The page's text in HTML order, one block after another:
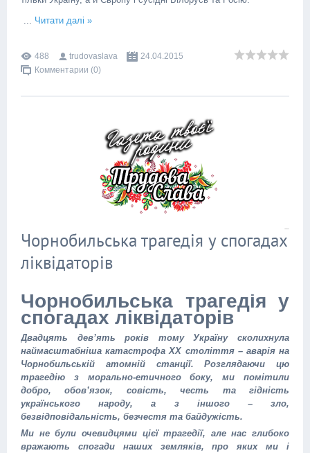
... Читати далі »
488 trudovaslava
24.04.2015
Комментарии (0)
Чорнобильська трагедія у спогадах
ліквідаторів
Чорнобильська трагедія у
спогадах ліквідаторів
Двадцять дев’ять років тому Україну сколихнула
наймасштабніша катастрофа ХХ століття – аварія на
Чорнобильській атомній станції. Розглядаючи цю
трагедію з морально-етичного боку, ми помітили
добро, обов’язок, совість, честь та гідність
українського народу, а з іншого – зло,
безвідповідальність, безчестя та байдужість.
Ми не були очевидцями цієї трагедії, але нас глибоко
вражають спогади наших земляків, про яких ми і